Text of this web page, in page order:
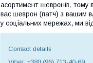
асортимент шевронів,
вас шеврон (патч) з вашим
у соціальних мережах, ми
Contact details